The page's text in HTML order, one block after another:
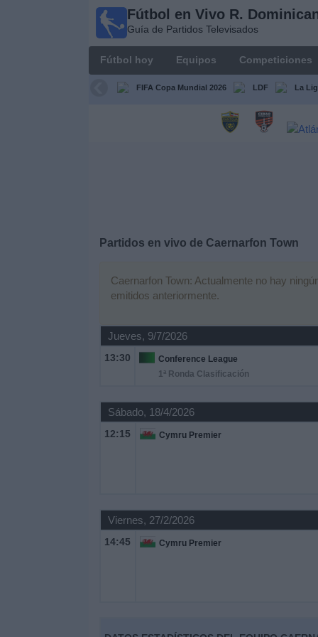
Fútbol en Vivo R.
Guía de Partidos Televisados
Fútbol hoy Equipos Competiciones
FIFA Copa Mundial 2026 LDF La
Partidos en vivo de Caernarfon Town
Caernarfon Town: Actualmente no hay
emitidos anteriormente.
Jueves, 9/7/2026
13:30
Conference League
1ª Ronda Clasificación
Sábado, 18/4/2026
12:15 Cymru Premier
Viernes, 27/2/2026
14:45 Cymru Premier
Fútbol en
Dominicana
Guía de Partidos
Televisados